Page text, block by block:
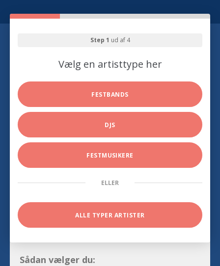
Step 1 ud af 4
Vælg en artisttype her
FESTBANDS
DJS
FESTMUSIKERE
ELLER
ALLE TYPER ARTISTER
Sådan vælger du: